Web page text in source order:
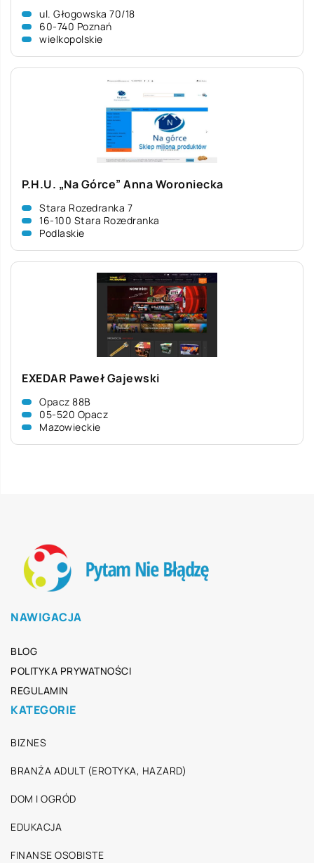
ul. Głogowska 70/18
60-740 Poznań
wielkopolskie
P.H.U. „Na Górce” Anna Woroniecka
Stara Rozedranka 7
16-100 Stara Rozedranka
Podlaskie
EXEDAR Paweł Gajewski
Opacz 88B
05-520 Opacz
Mazowieckie
NAWIGACJA
BLOG
POLITYKA PRYWATNOŚCI
REGULAMIN
KATEGORIE
BIZNES
BRANŻA ADULT (EROTYKA, HAZARD)
DOM I OGRÓD
EDUKACJA
FINANSE OSOBISTE